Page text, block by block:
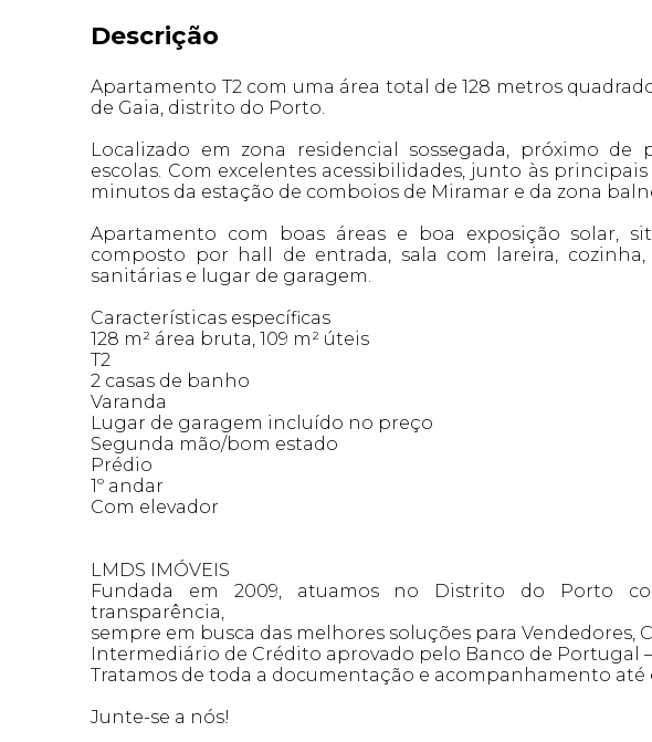
Descrição
Apartamento T2 com uma área total de 128 metros
de Gaia, distrito do Porto.
Localizado em zona residencial sossegada, próximo de
escolas. Com excelentes acessibilidades, junto às principais
minutos da estação de comboios de Miramar e da zona
Apartamento com boas áreas e boa exposição solar,
composto por hall de entrada, sala com lareira, cozinha,
sanitárias e lugar de garagem.
Características específicas
128 m² área bruta, 109 m² úteis
T2
2 casas de banho
Varanda
Lugar de garagem incluído no preço
Segunda mão/bom estado
Prédio
1º andar
Com elevador
LMDS IMÓVEIS
Fundada em 2009, atuamos no Distrito do Porto
transparência,
sempre em busca das melhores soluções para Vendedores,
Intermediário de Crédito aprovado pelo Banco de Portugal –
Tratamos de toda a documentação e acompanhamento até
Junte-se a nós!